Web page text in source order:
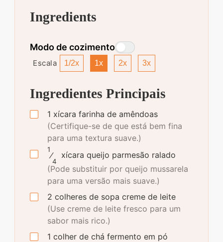
Ingredients
Modo de cozimento
Escala 1/2x 1x 2x 3x
Ingredientes Principais
1 xícara farinha de amêndoas
(Certifique-se de que está bem fina
para uma textura suave.)
1
⁄
4
xícara queijo parmesão ralado
(Pode substituir por queijo mussarela
para uma versão mais suave.)
2 colheres de sopa creme de leite
(Use creme de leite fresco para um
sabor mais rico.)
1 colher de chá fermento em pó